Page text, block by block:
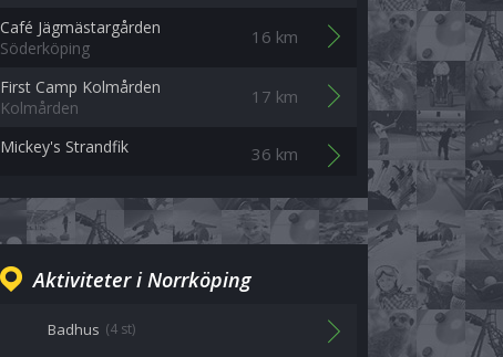
Café Jägmästargården
Söderköping
16 km
First Camp Kolmården
Kolmården
17 km
Mickey's Strandfik 36 km
Aktiviteter i Norrköping
Badhus (4 st)